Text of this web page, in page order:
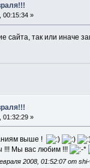
00:15:34 »
сайта, так или иначе
01:32:29 »
выше !
!!! Мы вас любим !!!
2008, 01:52:07 от